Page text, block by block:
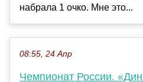
набрала 1 очко. Мне это...
08:55, 24 Апр
Чемпионат России.